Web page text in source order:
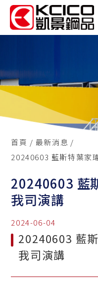
首頁
最新消息
20240603 藍斯特葉家
20240603 藍
我司演講
2024-06-04
20240603 藍
我司演講